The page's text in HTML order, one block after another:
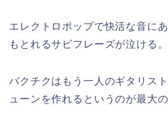
エレクトロポップで快活な音に
もとれるサビフレーズが泣ける。
バクチクはもう一人のギタリス
ューンを作れるというのが最大の